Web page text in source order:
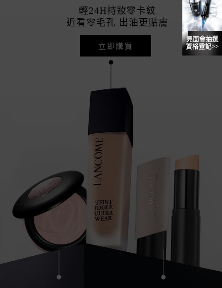
見面會抽選
資格登記>>
輕24H持妝零卡紋
近看零毛孔 出油更貼膚
立即購買